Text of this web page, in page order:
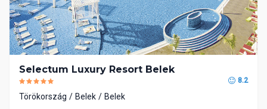
Selectum Luxury Resort Belek
8.2
Törökország Belek Belek